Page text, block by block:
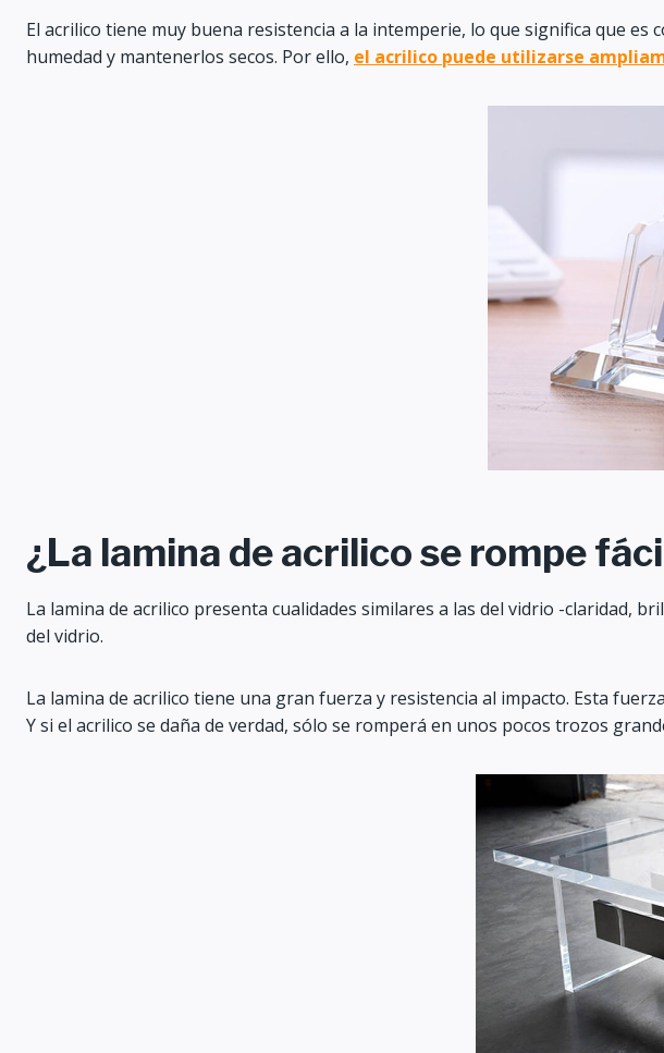
El acrilico tiene muy buena resistencia a la intemperie, lo que significa que
humedad y mantenerlos secos. Por ello, el acrilico puede utilizarse
¿La lamina de acrilico se rompe
La lamina de acrilico presenta cualidades similares a las del vidrio -claridad,
del vidrio.
La lamina de acrilico tiene una gran fuerza y resistencia al impacto. Esta
Y si el acrilico se daña de verdad, sólo se romperá en unos pocos trozos